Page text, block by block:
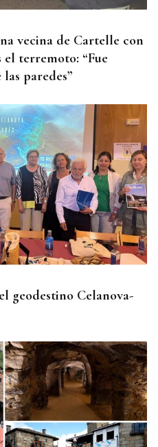
vecina de Cartelle con
terremoto: “Fue
paredes”
geodestino Celanova-